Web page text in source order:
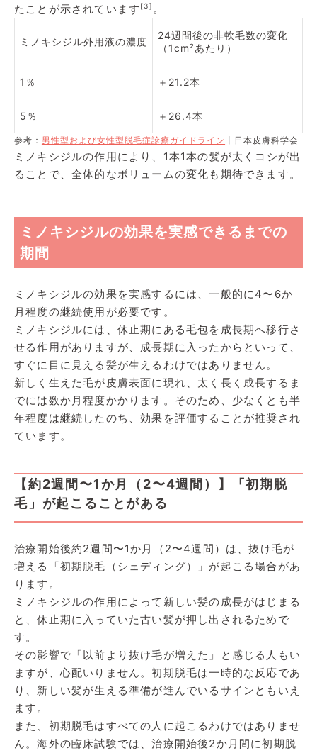
たことが示されています [3] 。
ミノキシジル外用液の濃度
24週間後の非軟毛数の変化
（1cm²あたり）
1％ ＋21.2本
5％ ＋26.4本
参考： 男性型および女性型脱毛症診療ガイドライン 丨日本皮膚科学会
ミノキシジルの作用により、1本1本の髪が太くコシが出
ることで、全体的なボリュームの変化も期待できます。
ミノキシジルの効果を実感できるまでの
期間
ミノキシジルの効果を実感するには、一般的に4〜6か
月程度の継続使用が必要です。
ミノキシジルには、休止期にある毛包を成長期へ移行さ
せる作用がありますが、成長期に入ったからといって、
すぐに目に見える髪が生えるわけではありません。
新しく生えた毛が皮膚表面に現れ、太く長く成長するま
でには数か月程度かかります。そのため、少なくとも半
年程度は継続したのち、効果を評価することが推奨され
ています。
【約2週間〜1か月（2〜4週間）】「初期脱
毛」が起こることがある
治療開始後約2週間〜1か月（2〜4週間）は、抜け毛が
増える「初期脱毛（シェディング）」が起こる場合があ
ります。
ミノキシジルの作用によって新しい髪の成長がはじまる
と、休止期に入っていた古い髪が押し出されるためで
す。
その影響で「以前より抜け毛が増えた」と感じる人もい
ますが、心配いりません。初期脱毛は一時的な反応であ
り、新しい髪が生える準備が進んでいるサインともいえ
ます。
また、初期脱毛はすべての人に起こるわけではありませ
ん。海外の臨床試験では、治療開始後2か月間に初期脱